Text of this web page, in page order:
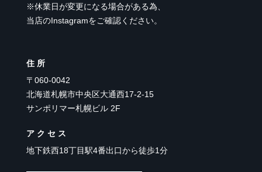
※休業日が変更になる場合がある為、
当店のInstagramをご確認ください。
住所
〒060-0042
北海道札幌市中央区大通西17-2-15
サンポリマー札幌ビル 2F
アクセス
地下鉄西18丁目駅4番出口から徒歩1分